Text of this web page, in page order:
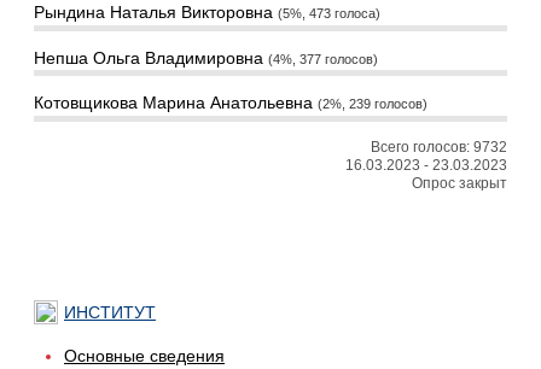
Рындина Наталья Викторовна 5%, 473 голоса
Непша Ольга Владимировна 4%, 377 голосов
Котовщикова Марина Анатольевна 2%, 239 голосов
Всего голосов: 9732
16.03.2023 - 23.03.2023
Опрос закрыт
ИНСТИТУТ
Основные сведения